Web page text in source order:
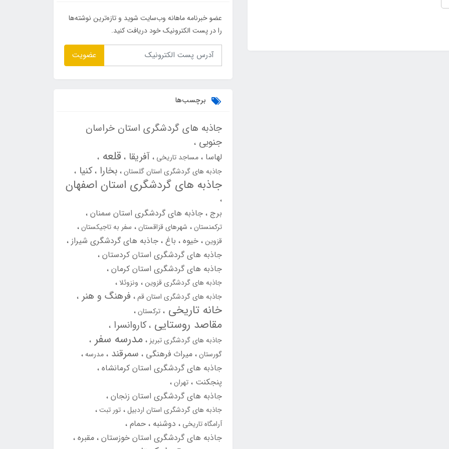
عضو خبرنامه ماهانه وب‌سایت شوید و تازه‌ترین نوشته‌ها
را در پست الکترونیک خود دریافت کنید.
عضویت
برچسب‌ها
جاذبه های گردشگری استان خراسان
جنوبی
لهاسا مساجد تاریخی آفریقا قلعه
جاذبه های گردشگری استان گلستان بخارا کنیا
جاذبه های گردشگری استان اصفهان
برج جاذبه های گردشگری استان سمنان
ترکمنستان شهرهای قزاقستان سفر به تاجیکستان
قزوین خیوه باغ جاذبه های گردشگری شیراز
جاذبه های گردشگری استان کردستان
جاذبه های گردشگری استان کرمان
جاذبه های گردشگری قزوین ونزوئلا
جاذبه های گردشگری استان قم فرهنگ و هنر
خانه تاریخی ترکستان
مقاصد روستایی کاروانسرا
جاذبه های گردشگری تبریز مدرسه سفر
گورستان میراث فرهنگی سمرقند مدرسه
جاذبه های گردشگری استان کرمانشاه
پنجکنت تهران
جاذبه های گردشگری استان زنجان
جاذبه های گردشگری استان اردبیل تور تبت
آرامگاه تاریخی دوشنبه حمام
جاذبه های گردشگری استان خوزستان مقبره